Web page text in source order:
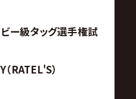
ー級タッグ選手権試
RATEL'S）